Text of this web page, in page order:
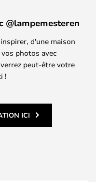
@lampemesteren
d'une maison
photos avec
peut-être votre
!
ICI